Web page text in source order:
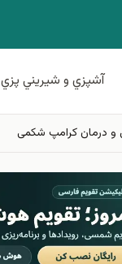
آشپزي و شيريني پزي
و درمان کرامپ شکمی